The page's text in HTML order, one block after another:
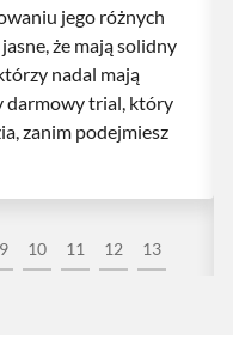
9 10 11 12 13
jego różnych
że mają solidny
nadal mają
darmowy trial, który
zanim podejmiesz